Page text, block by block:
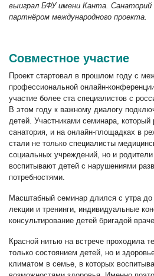
выиграл БФУ имени Канта.
партнёром международного проекта.
Совместное участие
Проект стартовал в прошлом году с
профессиональной онлайн-
участие более ста специалистов с
В этом году к важному диалогу
детей. Участниками семинара, который
санатория, и на онлайн-площадках в
стали не только специалисты
социальных учреждений, но и
воспитывают детей с нарушениями
потребностями.
Масштабный семинар длился с утра до
лекции и тренинги, индивидуальные
консультирование детей бригадой
Красной нитью на встрече проходила
только состоянием детей, но и
климатом в семье, в которых